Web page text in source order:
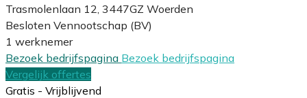
Trasmolenlaan 12, 3447GZ Woerden
Besloten Vennootschap (BV)
1 werknemer
Bezoek bedrijfspagina Bezoek bedrijfspagina
Vergelijk offertes
Gratis - Vrijblijvend